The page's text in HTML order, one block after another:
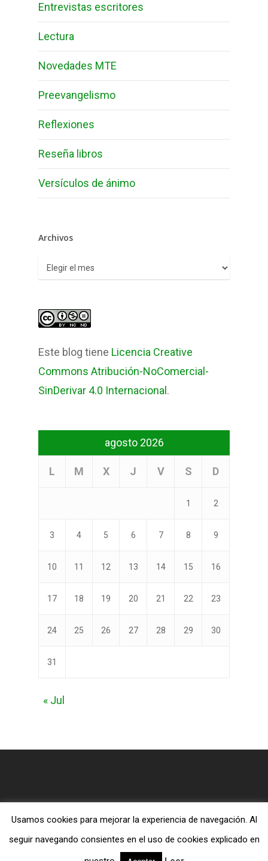
Entrevistas escritores
Lectura
Novedades MTE
Preevangelismo
Reflexiones
Reseña libros
Versículos de ánimo
Archivos
Archivos
Este blog tiene Licencia Creative
Commons Atribución-NoComercial-
SinDerivar 4.0 Internacional .
agosto 2026
L M X J V S D
1 2
3 4 5 6 7 8 9
10 11 12 13 14 15 16
17 18 19 20 21 22 23
24 25 26 27 28 29 30
31
« Jul
facebook
RSS
Usamos cookies para mejorar la experiencia de navegación. Al
seguir navegando consientes en el uso de cookies explicado en